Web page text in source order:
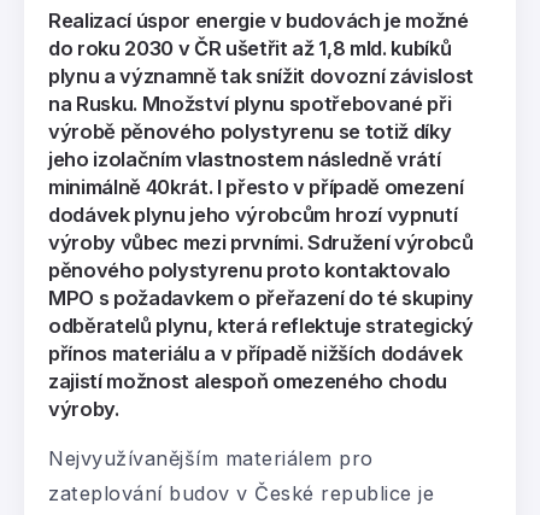
Realizací úspor energie v budovách je možné
do roku 2030 v ČR ušetřit až 1,8 mld. kubíků
plynu a významně tak snížit dovozní závislost
na Rusku. Množství plynu spotřebované při
výrobě pěnového polystyrenu se totiž díky
jeho izolačním vlastnostem následně vrátí
minimálně 40krát. I přesto v případě omezení
dodávek plynu jeho výrobcům hrozí vypnutí
výroby vůbec mezi prvními. Sdružení výrobců
pěnového polystyrenu proto kontaktovalo
MPO s požadavkem o přeřazení do té skupiny
odběratelů plynu, která reflektuje strategický
přínos materiálu a v případě nižších dodávek
zajistí možnost alespoň omezeného chodu
výroby.
Nejvyužívanějším materiálem pro
zateplování budov v České republice je